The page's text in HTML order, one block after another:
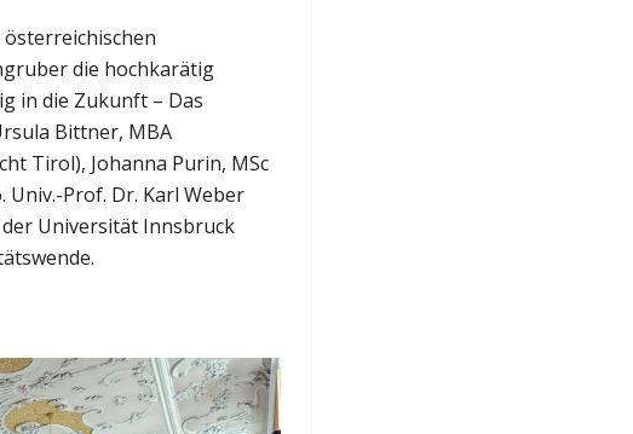
die hochkarätig
in die Zukunft – Das
Bittner, MBA
Tirol), Johanna Purin, MSc
Prof. Dr. Karl Weber
Universität Innsbruck